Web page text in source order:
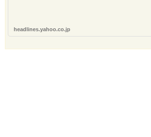
headlines.yahoo.co.jp